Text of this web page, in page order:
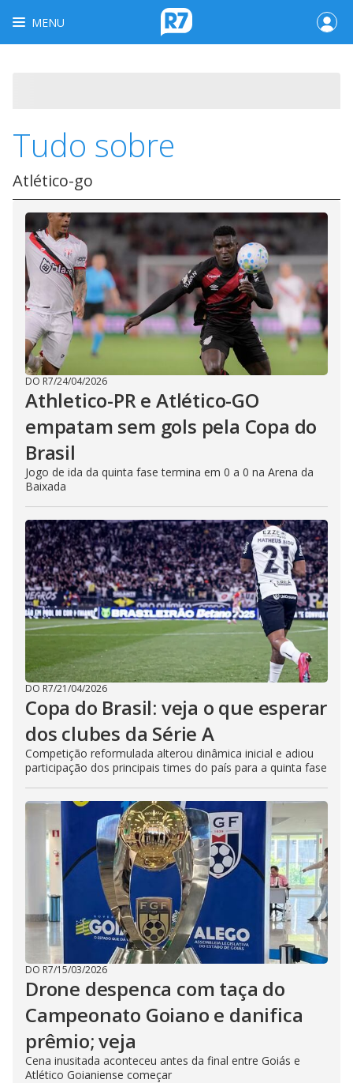
MENU
Tudo sobre
Atlético-go
DO R7/24/04/2026
Athletico-PR e Atlético-GO
empatam sem gols pela Copa do
Brasil
Jogo de ida da quinta fase termina em 0 a 0 na Arena da
Baixada
DO R7/21/04/2026
Copa do Brasil: veja o que esperar
dos clubes da Série A
Competição reformulada alterou dinâmica inicial e adiou
participação dos principais times do país para a quinta fase
DO R7/15/03/2026
Drone despenca com taça do
Campeonato Goiano e danifica
prêmio; veja
Cena inusitada aconteceu antes da final entre Goiás e
Atlético Goianiense começar